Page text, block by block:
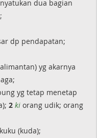
dua bagian
dp pendapatan;
yg akarnya
yg tetap menetap
2 ki orang udik; orang
(kuda);